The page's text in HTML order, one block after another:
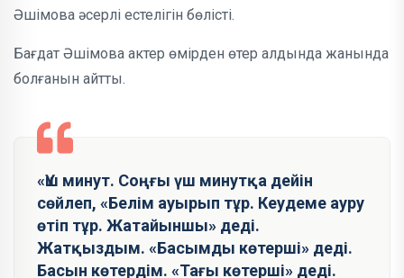
Әшімова әсерлі естелігін бөлісті.
Бағдат Әшімова актер өмірден өтер алдында жанында
болғанын айтты.
«Үш минут. Соңғы үш минутқа дейін
сөйлеп, «Белім ауырып тұр. Кеудеме ауру
өтіп тұр. Жатайыншы» деді.
Жатқыздым. «Басымды көтерші» деді.
Басын көтердім. «Тағы көтерші» деді.